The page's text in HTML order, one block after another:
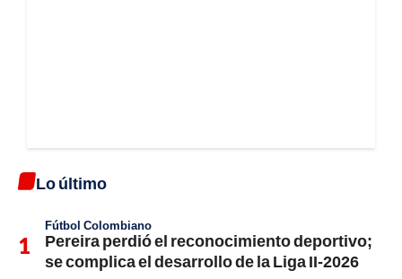
Lo último
Fútbol Colombiano
Pereira perdió el reconocimiento deportivo;
se complica el desarrollo de la Liga II-2026